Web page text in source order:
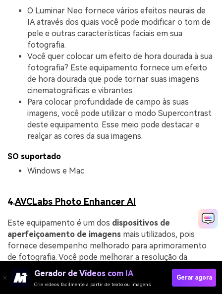
O Luminar Neo fornece vários efeitos neurais de
IA através dos quais você pode modificar o tom de
pele e outras características faciais em sua
fotografia.
Você quer colocar um efeito de hora dourada à sua
fotografia? Este equipamento fornece um efeito
de hora dourada que pode tornar suas imagens
cinematográficas e vibrantes.
Para colocar profundidade de campo às suas
imagens, você pode utilizar o modo Supercontrast
deste equipamento. Esse meio pode destacar e
realçar as cores da sua imagens.
SO suportado
Windows e Mac
4.AVCLabs Photo Enhancer AI
Este equipamento é um dos dispositivos de
aperfeiçoamento de imagens mais utilizados, pois
fornece desempenho melhorado para aprimoramento
de fotografia. Você pode melhorar a resolução da
imagem em até 400% sem tornar o resultado pixelado.
Além disso, você pode tirar as falhas e artefatos de
Gerador de Vídeos com IA
Crie vídeos facilmente a partir de texto ou imagens
Gerar agora